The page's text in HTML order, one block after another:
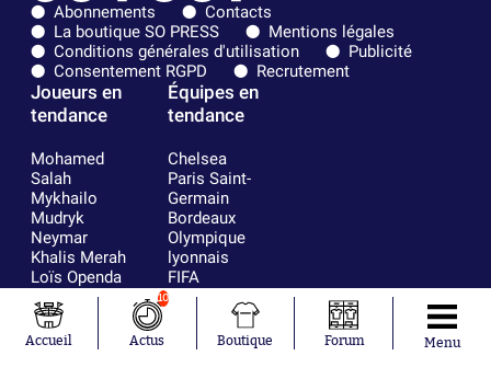
Abonnements
Contacts
La boutique SO PRESS
Mentions légales
Conditions générales d'utilisation
Publicité
Consentement RGPD
Recrutement
Joueurs en
tendance
Mohamed
Salah
Mykhailo
Mudryk
Neymar
Khalis Merah
Loïs Openda
Moussa
Niakhaté
Nicolás
Tagliafico
Équipes en
tendance
Chelsea
Paris Saint-
Germain
Bordeaux
Olympique
lyonnais
FIFA
Real Madrid
RC Strasbourg
AC Milan
France
Accueil
10
Actus Boutique Forum Menu